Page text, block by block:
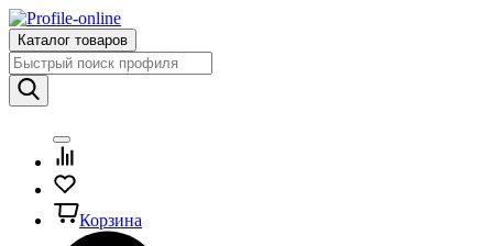
Каталог товаров
Корзина